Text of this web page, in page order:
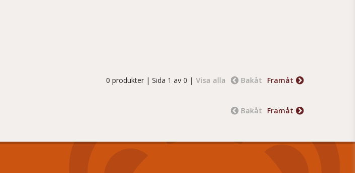
Framåt
Bakåt
Visa alla
0 produkter | Sida 1 av 0 |
Framåt
Bakåt